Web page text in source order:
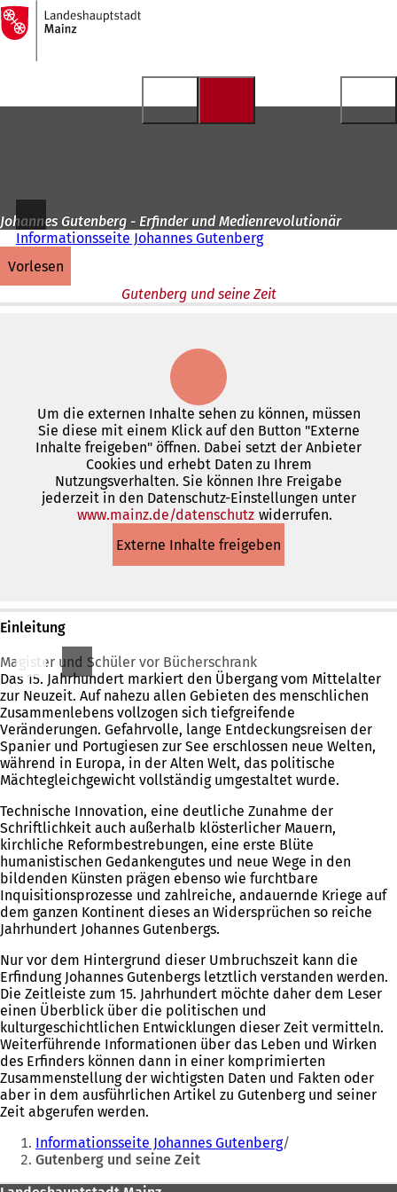
Inhalt anspringen
Zur
Startseite
Johannes Gutenberg - Erfinder und Medienrevolutionär
Informationsseite Johannes Gutenberg
vorlesen
Gutenberg und seine Zeit
Um die externen Inhalte sehen zu können, müssen
Sie diese mit einem Klick auf den Button "Externe
Inhalte freigeben" öffnen. Dabei setzt der Anbieter
Cookies und erhebt Daten zu Ihrem
Nutzungsverhalten. Sie können Ihre Freigabe
jederzeit in den Datenschutz-Einstellungen unter
www.mainz.de/datenschutz(Öffnet
einem
neuen
widerrufen.
Externe Inhalte freigeben
Einleitung
Magister und Schüler vor Bücherschrank
Das 15. Jahrhundert markiert den Übergang vom Mittelalter
zur Neuzeit. Auf nahezu allen Gebieten des menschlichen
Zusammenlebens vollzogen sich tiefgreifende
Veränderungen. Gefahrvolle, lange Entdeckungsreisen der
Spanier und Portugiesen zur See erschlossen neue Welten,
während in Europa, in der Alten Welt, das politische
Mächtegleichgewicht vollständig umgestaltet wurde.
Technische Innovation, eine deutliche Zunahme der
Schriftlichkeit auch außerhalb klösterlicher Mauern,
kirchliche Reformbestrebungen, eine erste Blüte
humanistischen Gedankengutes und neue Wege in den
bildenden Künsten prägen ebenso wie furchtbare
Inquisitionsprozesse und zahlreiche, andauernde Kriege auf
dem ganzen Kontinent dieses an Widersprüchen so reiche
Jahrhundert Johannes Gutenbergs.
Nur vor dem Hintergrund dieser Umbruchszeit kann die
Erfindung Johannes Gutenbergs letztlich verstanden werden.
Die Zeitleiste zum 15. Jahrhundert möchte daher dem Leser
einen Überblick über die politischen und
kulturgeschichtlichen Entwicklungen dieser Zeit vermitteln.
Weiterführende Informationen über das Leben und Wirken
des Erfinders können dann in einer komprimierten
Zusammenstellung der wichtigsten Daten und Fakten oder
aber in dem ausführlichen Artikel zu Gutenberg und seiner
Zeit abgerufen werden.
Sie
befinden
sich
Informationsseite Johannes Gutenberg
Gutenberg und seine Zeit